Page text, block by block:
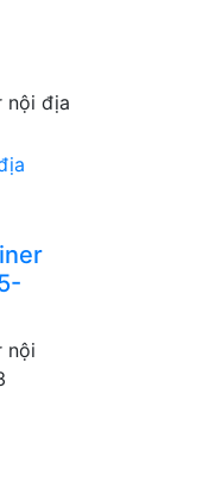
nội